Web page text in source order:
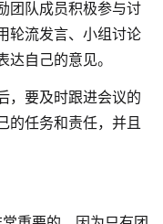
团队成员积极参与讨
轮流发言、小组讨论
自己的意见。
，要及时跟进会议的
的任务和责任，并且